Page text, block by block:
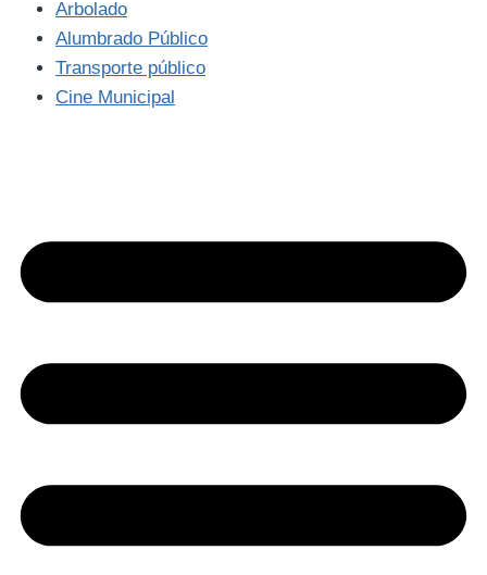
Arbolado
Alumbrado Público
Transporte público
Cine Municipal